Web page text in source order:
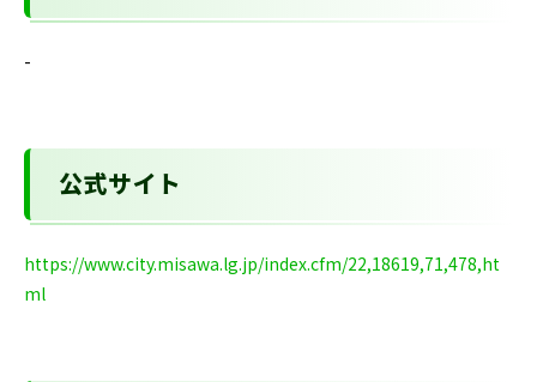
-
公式サイト
https://www.city.misawa.lg.jp/index.cfm/22,18619,71,478,ht
ml